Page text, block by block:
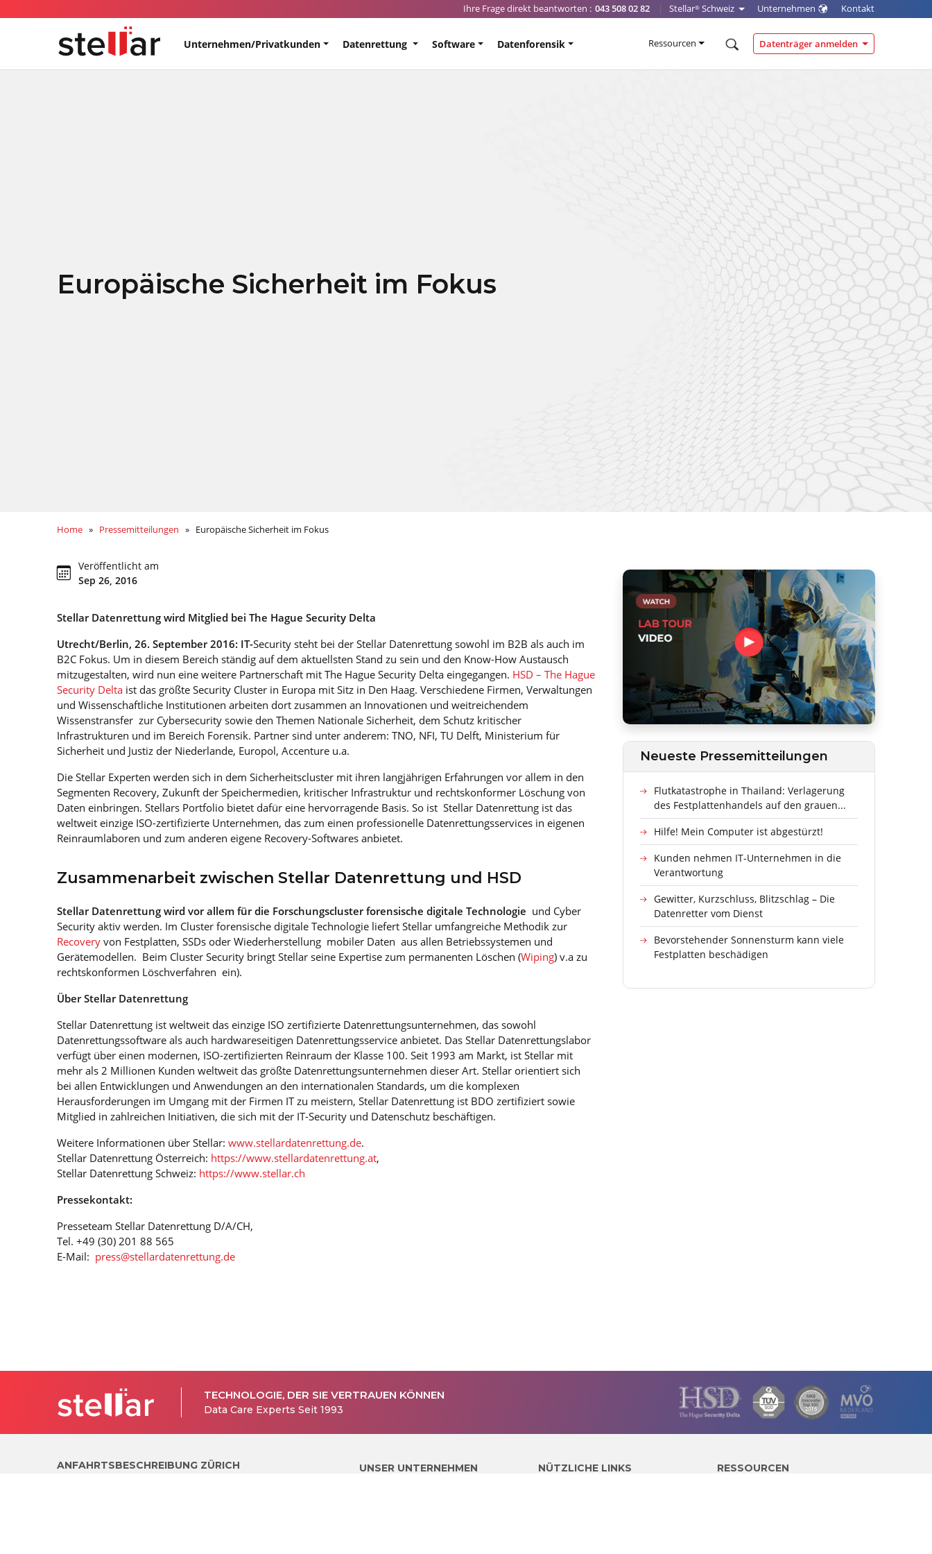
Ihre Frage direkt beantworten : 043 508 02 82 | Stellar®Schweiz Unternehmen Kontakt
Unternehmen/Privatkunden Datenrettung Software Datenforensik Ressourcen Datenträger anmelden
Europäische Sicherheit im Fokus
Home » Pressemitteilungen » Europäische Sicherheit im Fokus
Veröffentlicht am
Sep 26, 2016
Stellar Datenrettung wird Mitglied bei The Hague Security Delta
Utrecht/Berlin, 26. September 2016: IT-Security steht bei der Stellar Datenrettung sowohl im B2B als auch im
B2C Fokus. Um in diesem Bereich ständig auf dem aktuellsten Stand zu sein und den Know-How Austausch
mitzugestalten, wird nun eine weitere Partnerschaft mit The Hague Security Delta eingegangen. HSD – The Hague
Security Delta ist das größte Security Cluster in Europa mit Sitz in Den Haag. Verschiedene Firmen, Verwaltungen
und Wissenschaftliche Institutionen arbeiten dort zusammen an Innovationen und weitreichendem
Wissenstransfer zur Cybersecurity sowie den Themen Nationale Sicherheit, dem Schutz kritischer
Infrastrukturen und im Bereich Forensik. Partner sind unter anderem: TNO, NFI, TU Delft, Ministerium für
Sicherheit und Justiz der Niederlande, Europol, Accenture u.a.
Die Stellar Experten werden sich in dem Sicherheitscluster mit ihren langjährigen Erfahrungen vor allem in den
Segmenten Recovery, Zukunft der Speichermedien, kritischer Infrastruktur und rechtskonformer Löschung von
Daten einbringen. Stellars Portfolio bietet dafür eine hervorragende Basis. So ist Stellar Datenrettung ist das
weltweit einzige ISO-zertifizierte Unternehmen, das zum einen professionelle Datenrettungsservices in eigenen
Reinraumlaboren und zum anderen eigene Recovery-Softwares anbietet.
Zusammenarbeit zwischen Stellar Datenrettung und HSD
Stellar Datenrettung wird vor allem für die Forschungscluster forensische digitale Technologie und Cyber
Security aktiv werden. Im Cluster forensische digitale Technologie liefert Stellar umfangreiche Methodik zur
Recovery von Festplatten, SSDs oder Wiederherstellung mobiler Daten aus allen Betriebssystemen und
Gerätemodellen. Beim Cluster Security bringt Stellar seine Expertise zum permanenten Löschen (Wiping) v.a zu
rechtskonformen Löschverfahren ein).
Über Stellar Datenrettung
Stellar Datenrettung ist weltweit das einzige ISO zertifizierte Datenrettungsunternehmen, das sowohl
Datenrettungssoftware als auch hardwareseitigen Datenrettungsservice anbietet. Das Stellar Datenrettungslabor
verfügt über einen modernen, ISO-zertifizierten Reinraum der Klasse 100. Seit 1993 am Markt, ist Stellar mit
mehr als 2 Millionen Kunden weltweit das größte Datenrettungsunternehmen dieser Art. Stellar orientiert sich
bei allen Entwicklungen und Anwendungen an den internationalen Standards, um die komplexen
Herausforderungen im Umgang mit der Firmen IT zu meistern, Stellar Datenrettung ist BDO zertifiziert sowie
Mitglied in zahlreichen Initiativen, die sich mit der IT-Security und Datenschutz beschäftigen.
Weitere Informationen über Stellar:www.stellardatenrettung.de.
Stellar Datenrettung Österreich: https://www.stellardatenrettung.at,
Stellar Datenrettung Schweiz: https://www.stellar.ch
Pressekontakt:
Presseteam Stellar Datenrettung D/A/CH,
Tel. +49 (30) 201 88 565
E-Mail: press@stellardatenrettung.de
Neueste Pressemitteilungen
Flutkatastrophe in Thailand: Verlagerung
des Festplattenhandels auf den grauen...
Hilfe! Mein Computer ist abgestürzt!
Kunden nehmen IT-Unternehmen in die
Verantwortung
Gewitter, Kurzschluss, Blitzschlag – Die
Datenretter vom Dienst
Bevorstehender Sonnensturm kann viele
Festplatten beschädigen
TECHNOLOGIE, DER SIE VERTRAUEN KÖNNEN
Data Care Experts Seit 1993
ANFAHRTSBESCHREIBUNG ZÜRICH UNSER UNTERNEHMEN NÜTZLICHE LINKS RESSOURCEN